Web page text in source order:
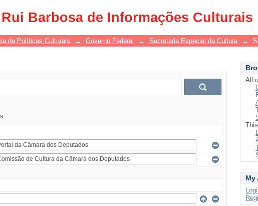
Barbosa de Informações Culturais
de Políticas Culturais → Governo Federal → Secretaria Especial da Cultura →
All
My